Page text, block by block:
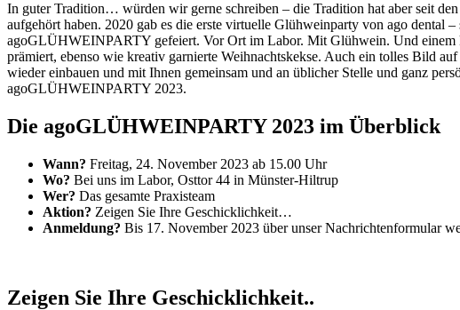
In guter Tradition… würden wir gerne schreiben – die Tradition hat aber seit
aufgehört haben. 2020 gab es die erste virtuelle Glühweinparty von ago dental
agoGLÜHWEINPARTY gefeiert. Vor Ort im Labor. Mit Glühwein. Und einem
prämiert, ebenso wie kreativ garnierte Weihnachtskekse. Auch ein tolles Bild
wieder einbauen und mit Ihnen gemeinsam und an üblicher Stelle und ganz
agoGLÜHWEINPARTY 2023.
Die agoGLÜHWEINPARTY 2023 im Überblick
Wann? Freitag, 24. November 2023 ab 15.00 Uhr
Wo? Bei uns im Labor, Osttor 44 in Münster-Hiltrup
Wer? Das gesamte Praxisteam
Aktion? Zeigen Sie Ihre Geschicklichkeit…
Anmeldung? Bis 17. November 2023 über unser Nachrichtenformular
Zeigen Sie Ihre Geschicklichkeit..